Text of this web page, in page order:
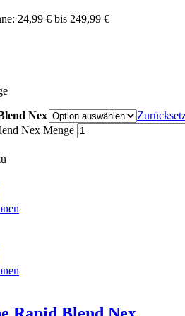
24,99 € bis 249,99 €
Nex
Nex Menge